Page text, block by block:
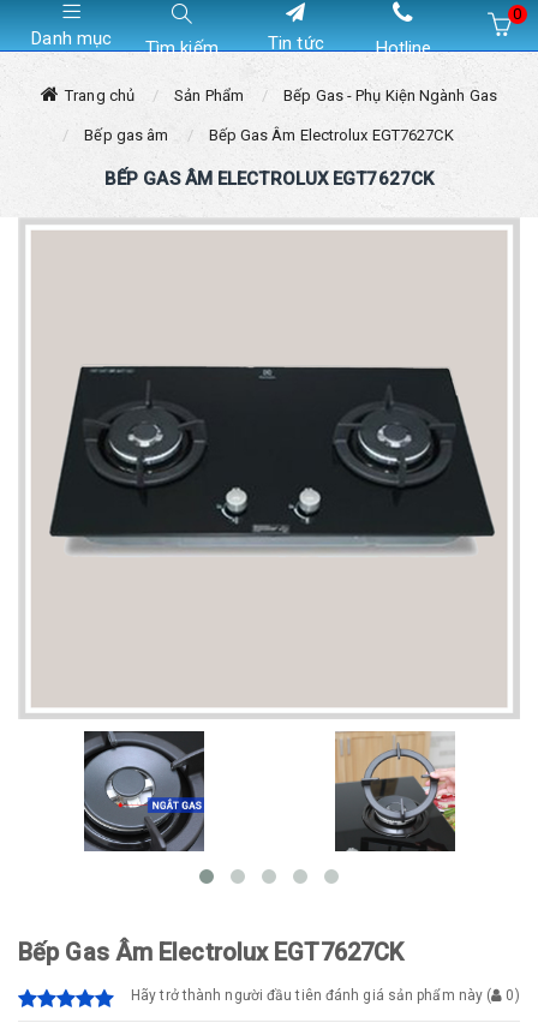
Danh mục Tìm kiếm Tin tức Hotline
0
Trang chủ Sản Phẩm Bếp Gas - Phụ Kiện Ngành Gas
Bếp gas âm Bếp Gas Âm Electrolux EGT7627CK
BẾP GAS ÂM ELECTROLUX EGT7627CK
Bếp Gas Âm Electrolux EGT7627CK
Hãy trở thành người đầu tiên đánh giá sản phẩm này ( 0)